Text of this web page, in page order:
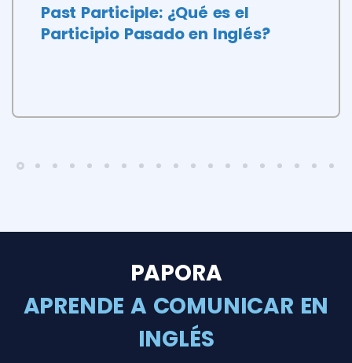
Past Participle: ¿Qué es el
Participio Pasado en Inglés?
PAPORA
APRENDE A COMUNICAR EN
INGLÉS